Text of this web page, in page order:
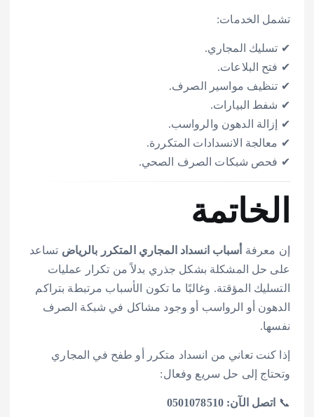
تشمل الخدمات:
✔ تسليك المجاري.
✔ فتح البلاعات.
✔ تنظيف مواسير الصرف.
✔ شفط البيارات.
✔ إزالة الدهون والرواسب.
✔ معالجة الانسدادات المتكررة.
✔ فحص شبكات الصرف الصحي.
الخاتمة
إن معرفة أسباب انسداد المجاري المتكرر بالرياض تساعد
على حل المشكلة بشكل جذري بدلاً من تكرار عمليات
التسليك المؤقتة. وغالبًا ما تكون الأسباب مرتبطة بتراكم
الدهون أو الرواسب أو وجود مشاكل في شبكة الصرف
نفسها.
إذا كنت تعاني من انسداد متكرر أو طفح في المجاري
وتحتاج إلى حل سريع وفعال:
📞 اتصل الآن: 0501078510